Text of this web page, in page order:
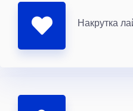
Накрутка